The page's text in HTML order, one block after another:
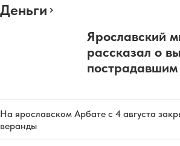
Деньги
Ярославский
рассказал о
На ярославском Арбате с 4 августа
веранды